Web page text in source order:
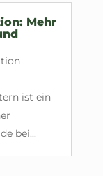
Mehr
ist ein
bei...